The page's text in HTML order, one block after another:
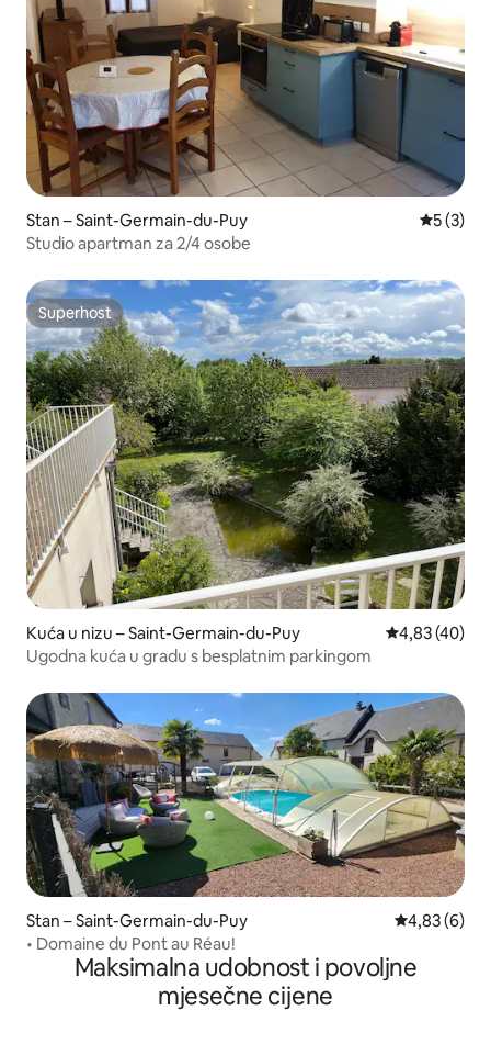
Stan – Saint-Germain-du-Puy
5 (3)
Studio apartman za 2/4 osobe
Superhost
Superhost
Kuća u nizu – Saint-Germain-du-Puy Prosječna
4,83 (40)
Ugodna kuća u gradu s besplatnim parkingom
Stan – Saint-Germain-du-Puy Prosječna
4,83 (6)
• Domaine du Pont au Réau!
Maksimalna udobnost i povoljne
mjesečne cijene